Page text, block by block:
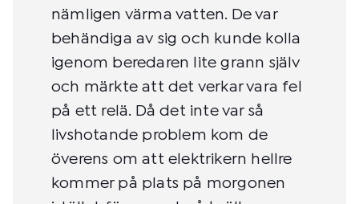
nämligen värma vatten. De var
behändiga av sig och kunde kolla
igenom beredaren lite grann själv
och märkte att det verkar vara fel
på ett relä. Då det inte var så
livshotande problem kom de
överens om att elektrikern hellre
kommer på plats på morgonen